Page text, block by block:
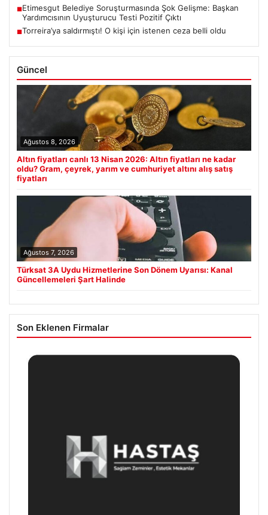
■Etimesgut Belediye Soruşturmasında Şok Gelişme: Başkan
Yardımcısının Uyuşturucu Testi Pozitif Çıktı
■Torreira’ya saldırmıştı! O kişi için istenen ceza belli oldu
Güncel
Ağustos 8, 2026
Altın fiyatları canlı 13 Nisan 2026: Altın fiyatları ne kadar
oldu? Gram, çeyrek, yarım ve cumhuriyet altını alış satış
fiyatları
Ağustos 7, 2026
Türksat 3A Uydu Hizmetlerine Son Dönem Uyarısı: Kanal
Güncellemeleri Şart Halinde
Son Eklenen Firmalar